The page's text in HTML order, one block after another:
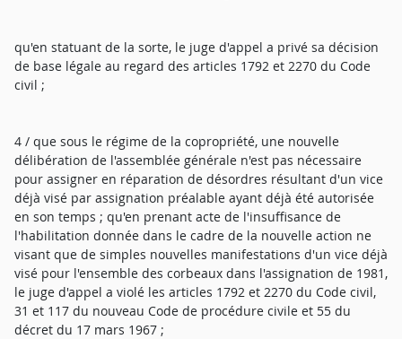
qu'en statuant de la sorte, le juge d'appel a privé sa décision
de base légale au regard des articles 1792 et 2270 du Code
civil ;
4 / que sous le régime de la copropriété, une nouvelle
délibération de l'assemblée générale n'est pas nécessaire
pour assigner en réparation de désordres résultant d'un vice
déjà visé par assignation préalable ayant déjà été autorisée
en son temps ; qu'en prenant acte de l'insuffisance de
l'habilitation donnée dans le cadre de la nouvelle action ne
visant que de simples nouvelles manifestations d'un vice déjà
visé pour l'ensemble des corbeaux dans l'assignation de 1981,
le juge d'appel a violé les articles 1792 et 2270 du Code civil,
31 et 117 du nouveau Code de procédure civile et 55 du
décret du 17 mars 1967 ;